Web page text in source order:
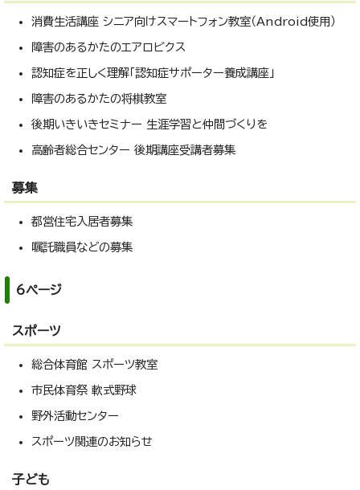
消費生活講座 シニア向けスマートフォン教室（Android使用）
障害のあるかたのエアロビクス
認知症を正しく理解「認知症サポーター養成講座」
障害のあるかたの将棋教室
後期いきいきセミナー 生涯学習と仲間づくりを
高齢者総合センター 後期講座受講者募集
募集
都営住宅入居者募集
嘱託職員などの募集
6ページ
スポーツ
総合体育館 スポーツ教室
市民体育祭 軟式野球
野外活動センター
スポーツ関連のお知らせ
子ども